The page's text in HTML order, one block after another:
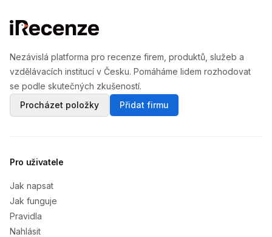
Nezávislá platforma pro recenze firem, produktů, služeb a
vzdělávacích institucí v Česku. Pomáháme lidem rozhodovat
se podle skutečných zkušeností.
Procházet položky
Přidat firmu
Pro uživatele
Jak napsat
Jak funguje
Pravidla
Nahlásit